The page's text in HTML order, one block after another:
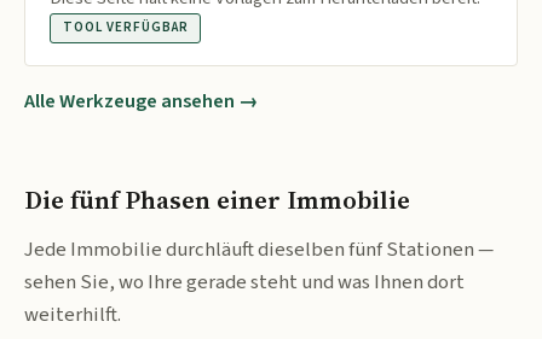
TOOL VERFÜGBAR
Alle Werkzeuge ansehen →
Die fünf Phasen einer Immobilie
Jede Immobilie durchläuft dieselben fünf Stationen —
sehen Sie, wo Ihre gerade steht und was Ihnen dort
weiterhilft.